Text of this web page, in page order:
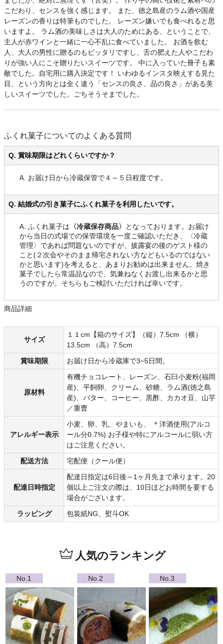
こだわり、センスを強く感じます。 また、徳之島産のラム酒や国産
レーズンの香りは特筆ものでした。 レーズン嫌いでも食べれると思
いますよ。 ラム酒の美味しさは大人のためにある、ということで、
主人が赤ワインと一緒に一心不乱に食べていました。 お酒を飲む
人、大人の男性に贈るのもピッタリですし、舌の肥えた人やこだわ
りが強い人にこそ贈りたいスイーツです。 中に入っていた冊子も素
敵でした。自宅用に購入決定です！ いわゆるインスタ映えする見た
目、という方向とは全く違う「センスの良さ、品の良さ」がある美
しいスイーツでした。ごちそうそまでした。
ふくれ菓子についてのよくある質問
Q. 賞味期限はどれくらいですか？
A. お届け日から冷蔵保管で４～５日程度です。
Q. 結婚式の引き菓子にふくれ菓子を利用したいです。
A. ふくれ菓子は 〈冷蔵保存商品〉
となっております。お届け
から当日の式場での保管環境を一度ご確認いただき、〈冷蔵
管理〉であれば問題ないのですが、披露宴の後のゲスト様の
こと(２次会やそのまま帰宅されない方などもいるのではない
かと思います)を考えると、あまりお勧めは出来ません。焼き
菓子でしたら常温品なので、気兼ねなくお渡し出来るかと思
うのですが。そちらもご検討いただければ幸いです。
商品詳細
サイズ
１１cm【箱のサイズ】（縦）7.5cm （横）
13.5cm （高）7.5cm
賞味期限
お届け日から冷蔵庫で3~5日間。
原材料
有機チョコレート、レーズン、石臼小麦粉(福岡
産)、平飼卵、クリーム、砂糖、ラム酒(徳之島
産)、バター、コーヒー、黒酢、カカオ豆、山芋
／重曹
アレルギー表示
小麦、卵、乳、やまいも、 ＊洋酒使用(アルコ
ール分0.7%) お子様や特にアルコールに弱い方
はご注意ください。
配送方法
宅配便（クール便）
配達日時指定
配達日指定は6日後～1ヶ月先まで承ります。20
個以上ご注文の際は、10日ほどお時間を要する
場合がございます。
ラッピング
包装紙NG、熨斗OK
人気のランキング